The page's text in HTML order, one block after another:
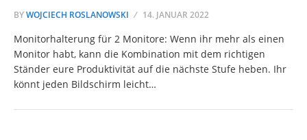
BYWOJCIECH ROSLANOWSKI 14. JANUAR 2022
Monitorhalterung für 2 Monitore: Wenn ihr mehr als einen
Monitor habt, kann die Kombination mit dem richtigen
Ständer eure Produktivität auf die nächste Stufe heben. Ihr
könnt jeden Bildschirm leicht…